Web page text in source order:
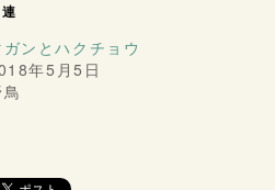
ンとハクチョウ
年5月5日